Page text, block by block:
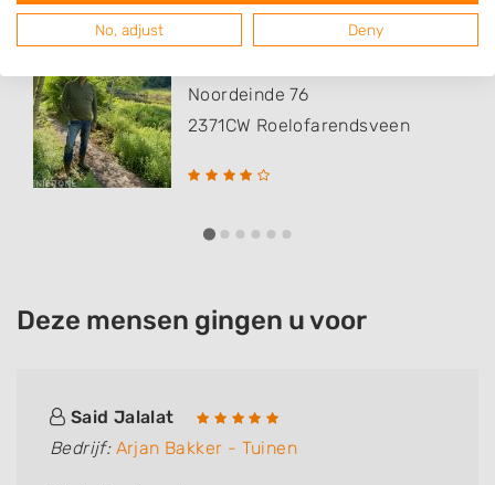
Noordeinde 76
2371CW Roelofarendsveen
Deze mensen gingen u voor
Said Jalalat
Bedrijf: Arjan Bakker - Tuinen
No, adjust Deny